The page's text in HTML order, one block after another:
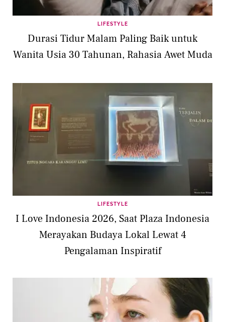
LIFESTYLE
Durasi Tidur Malam Paling Baik untuk
Wanita Usia 30 Tahunan, Rahasia Awet Muda
LIFESTYLE
I Love Indonesia 2026, Saat Plaza Indonesia
Merayakan Budaya Lokal Lewat 4
Pengalaman Inspiratif